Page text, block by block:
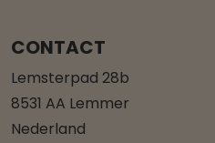
CONTACT
Lemsterpad 28b
8531 AA Lemmer
Nederland